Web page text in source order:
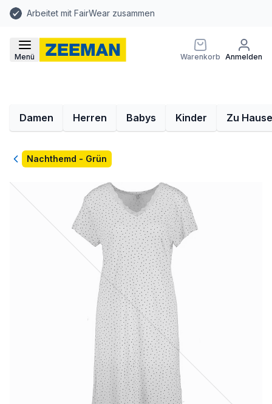
Arbeitet mit FairWear zusammen
Menü Warenkorb Anmelden
Damen Herren Babys Kinder Zu Hause
ZurückNachthemd - Grün